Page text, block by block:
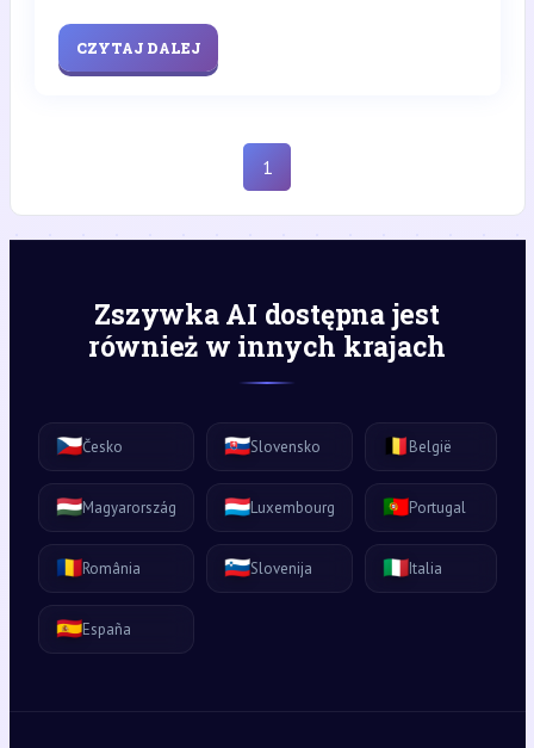
CZYTAJ DALEJ
1
Zszywka AI dostępna jest
również w innych krajach
🇨🇿Česko 🇸🇰Slovensko 🇧🇪België
🇭🇺Magyarország 🇱🇺Luxembourg 🇵🇹Portugal
🇷🇴România 🇸🇮Slovenija 🇮🇹Italia
🇪🇸España